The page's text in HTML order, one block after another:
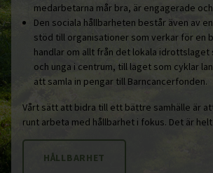
medarbetarna mår bra, är engagerade
Den sociala hållbarheten består även av
stöd till organisationer som verkar för en
handlar om allt från det lokala idrottslaget
och unga i centrum, till laget som cyklar
att samla in pengar till Barncancerfonden.
Vårt sätt att bidra till ett bättre samhälle är
runt arbeta med hållbarhet i fokus. Det är
HÅLLBARHET